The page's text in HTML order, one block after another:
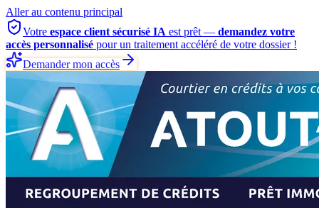
Aller au contenu principal
Votre espace client sécurisé IA est prêt — demandez votre
accès personnalisé pour un traitement accéléré de votre dossier !
Demander mon accès